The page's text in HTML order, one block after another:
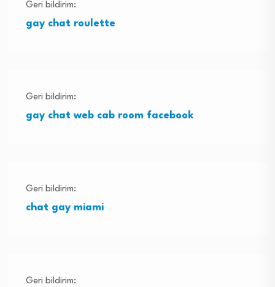
Geri bildirim:
gay chat roulette
Geri bildirim:
gay chat web cab room facebook
Geri bildirim:
chat gay miami
Geri bildirim: